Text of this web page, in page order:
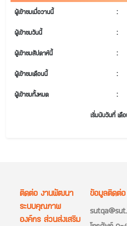
ผู้เข้าชมเมื่อวานนี้ :
ผู้เข้าชมวันนี้ :
ผู้เข้าชมสัปดาห์นี้ :
ผู้เข้าชมเดือนนี้ :
ผู้เข้าชมทั้งหมด :
เริ่มนับวันที่ เดื
ติดต่อ งานพัฒนา
ระบบคุณภาพ
องค์กร ส่วนส่งเสริม
ข้อมูลติดต่อ